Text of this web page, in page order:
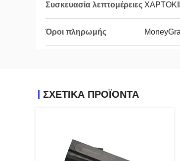
Συσκευασία λεπτομέρειες
Όροι πληρωμής
ΣΧΕΤΙΚΑ ΠΡΟΪΟΝΤΑ